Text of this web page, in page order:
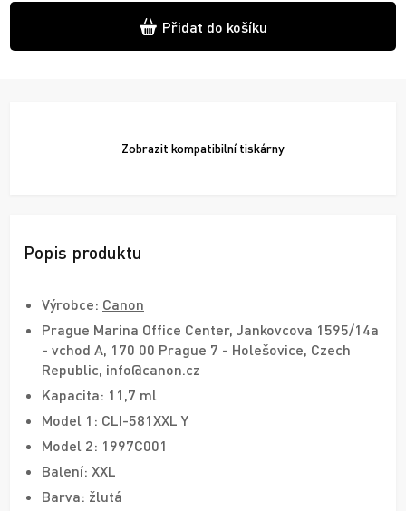
Přidat do košíku
Zobrazit kompatibilní tiskárny
Popis produktu
Výrobce: Canon
Prague Marina Office Center, Jankovcova 1595/14a
- vchod A, 170 00 Prague 7 - Holešovice, Czech
Republic, info@canon.cz
Kapacita: 11,7 ml
Model 1: CLI-581XXL Y
Model 2: 1997C001
Balení: XXL
Barva: žlutá